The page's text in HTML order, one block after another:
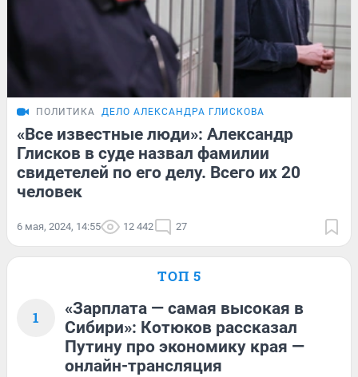
ПОЛИТИКА ДЕЛО АЛЕКСАНДРА ГЛИСКОВА
«Все известные люди»: Александр
Глисков в суде назвал фамилии
свидетелей по его делу. Всего их 20
человек
6 мая, 2024, 14:55 12 442 27
ТОП 5
1
«Зарплата — самая высокая в
Сибири»: Котюков рассказал
Путину про экономику края —
онлайн-трансляция